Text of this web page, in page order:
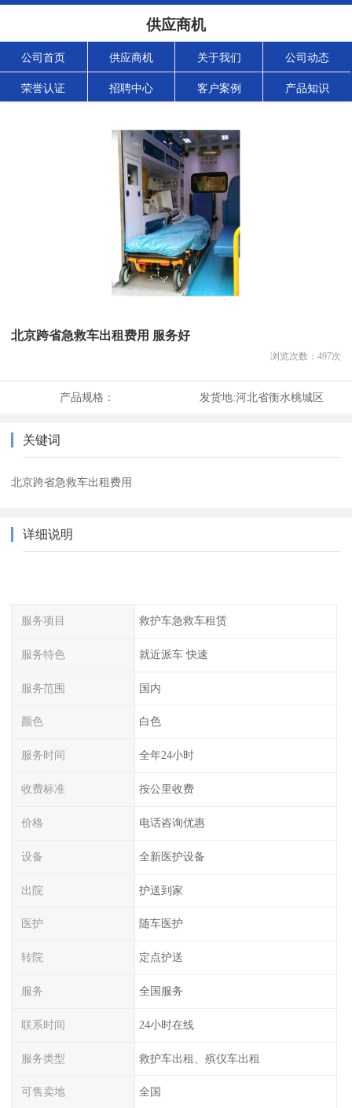
供应商机
公司首页 供应商机 关于我们 公司动态
荣誉认证 招聘中心 客户案例 产品知识
北京跨省急救车出租费用 服务好
浏览次数： 497次
产品规格： 发货地:河北省衡水桃城区
关键词
北京跨省急救车出租费用
详细说明
服务项目 救护车急救车租赁
服务特色 就近派车 快速
服务范围 国内
颜色 白色
服务时间 全年24小时
收费标准 按公里收费
价格 电话咨询优惠
设备 全新医护设备
出院 护送到家
医护 随车医护
转院 定点护送
服务 全国服务
联系时间 24小时在线
服务类型 救护车出租、殡仪车出租
可售卖地 全国